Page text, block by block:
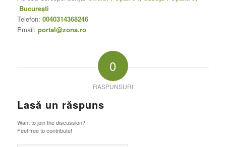
Bucureşti
Telefon: 0040314368246
Email: portal@zona.ro
0
RASPUNSURI
Lasă un răspuns
Want to join the discussion?
Feel free to contribute!